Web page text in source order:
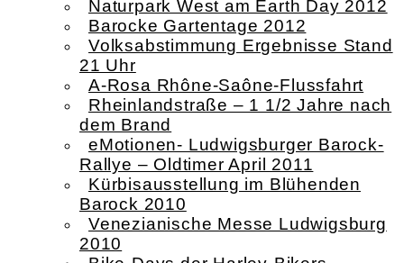
Naturpark West am Earth Day 2012
Barocke Gartentage 2012
Volksabstimmung Ergebnisse Stand
21 Uhr
A-Rosa Rhône-Saône-Flussfahrt
Rheinlandstraße – 1 1/2 Jahre nach
dem Brand
eMotionen- Ludwigsburger Barock-
Rallye – Oldtimer April 2011
Kürbisausstellung im Blühenden
Barock 2010
Venezianische Messe Ludwigsburg
2010